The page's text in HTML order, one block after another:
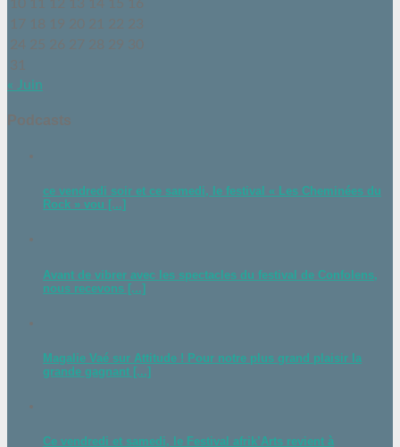
10 11 12 13 14 15 16
17 18 19 20 21 22 23
24 25 26 27 28 29 30
31
« Juin
Podcasts
ce vendredi soir et ce samedi, le festival « Les Cheminées du
Rock » vou [...]
Avant de vibrer avec les spectacles du festival de Confolens,
nous recevons [...]
Magalie Vaé sur Attitude ! Pour notre plus grand plaisir la
grande gagnant [...]
Ce vendredi et samedi, le Festival afrik’Arts revient à